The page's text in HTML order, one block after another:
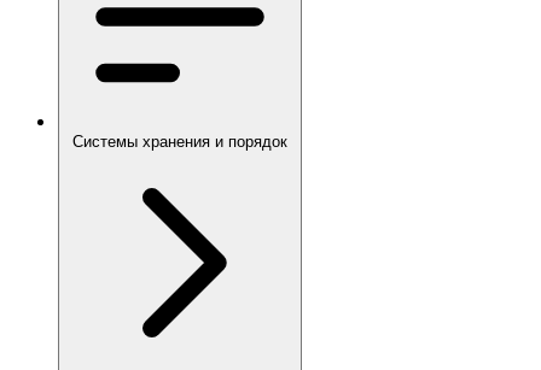
Системы хранения и порядок